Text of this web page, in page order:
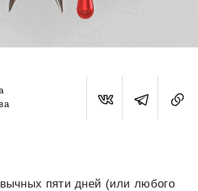
пяти дней (или любого